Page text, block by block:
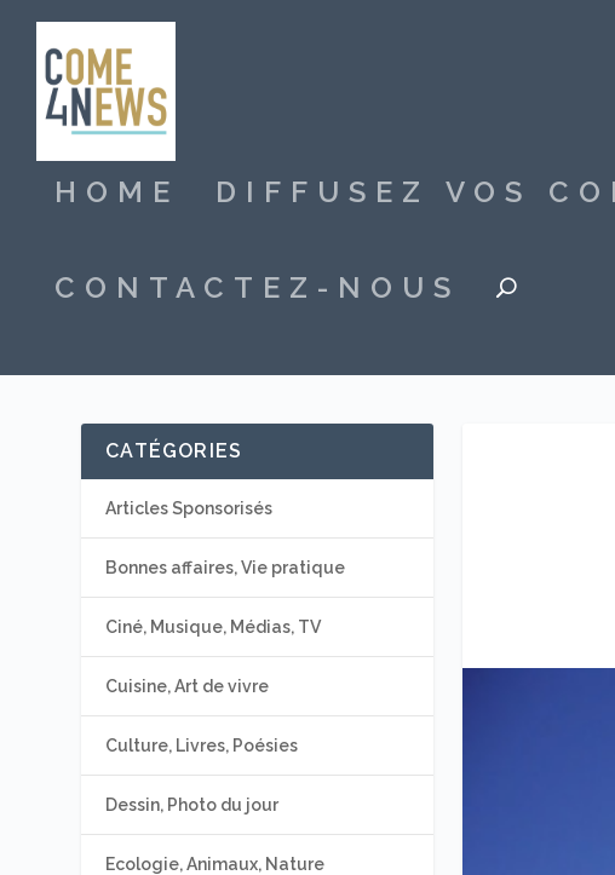
HOME DIFFUSEZ VOS
CONTACTEZ-NOUS
CATÉGORIES
Articles Sponsorisés
Bonnes affaires, Vie pratique
Ciné, Musique, Médias, TV
Cuisine, Art de vivre
Culture, Livres, Poésies
Dessin, Photo du jour
Ecologie, Animaux, Nature